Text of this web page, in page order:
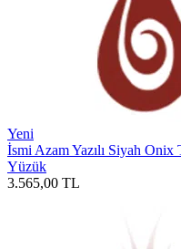
Yeni
İsmi Azam Yazılı Siyah
Yüzük
3.565,00 TL